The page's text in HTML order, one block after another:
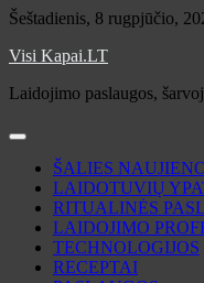
Skip
content
Šeštadienis, 8 rugpjūčio,
Visi Kapai.LT
Laidojimo paslaugos,
ŠALIES
LAIDOTUVIŲ
RITUALINĖS
LAIDOJIMO
TECHNOLOGIJOS
RECEPTAI